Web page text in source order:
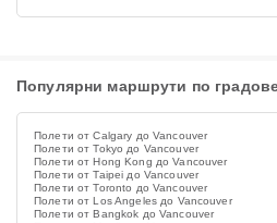
Популярни маршрути по
Полети от Calgary до Vancouver
Полети от Tokyo до Vancouver
Полети от Hong Kong до Vancouver
Полети от Taipei до Vancouver
Полети от Toronto до Vancouver
Полети от Los Angeles до Vancouver
Полети от Bangkok до Vancouver